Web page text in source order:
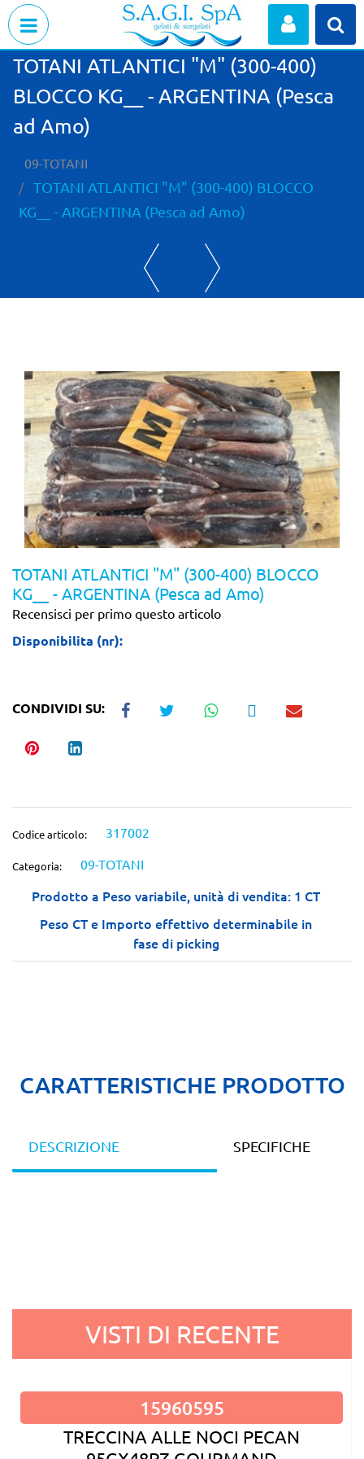
TOTANI ATLANTICI "M" (300-400)
BLOCCO KG__ - ARGENTINA (Pesca
ad Amo)
09-TOTANI
TOTANI ATLANTICI "M" (300-400) BLOCCO
KG__ - ARGENTINA (Pesca ad Amo)
TOTANI ATLANTICI "M" (300-400) BLOCCO
KG__ - ARGENTINA (Pesca ad Amo)
Recensisci per primo questo articolo
Disponibilita (nr):
CONDIVIDI SU:
Codice articolo: 317002
Categoria: 09-TOTANI
Prodotto a Peso variabile, unità di vendita: 1 CT
Peso CT e Importo effettivo determinabile in
fase di picking
CARATTERISTICHE PRODOTTO
DESCRIZIONE SPECIFICHE
VISTI DI RECENTE
15960595
TRECCINA ALLE NOCI PECAN